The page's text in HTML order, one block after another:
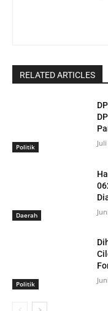
RELATED ARTICLES
Politik
Daerah
Politik